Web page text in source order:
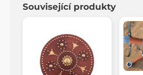
Související produkty